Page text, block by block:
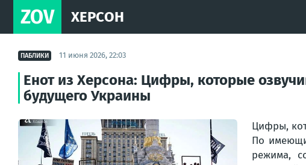
ZOV ХЕРСОН
ПАБЛИКИ 11 июня 2026, 22:03
Енот из Херсона: Цифры, которые
будущего Украины
Цифры,
По
режима,